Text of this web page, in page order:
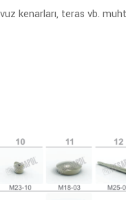
kenarları, teras vb.